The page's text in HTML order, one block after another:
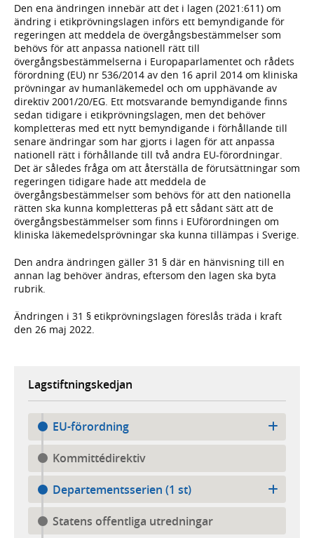
Den ena ändringen innebär att det i lagen (2021:611) om
ändring i etikprövningslagen införs ett bemyndigande för
regeringen att meddela de övergångsbestämmelser som
behövs för att anpassa nationell rätt till
övergångsbestämmelserna i Europaparlamentet och rådets
förordning (EU) nr 536/2014 av den 16 april 2014 om kliniska
prövningar av humanläkemedel och om upphävande av
direktiv 2001/20/EG. Ett motsvarande bemyndigande finns
sedan tidigare i etikprövningslagen, men det behöver
kompletteras med ett nytt bemyndigande i förhållande till
senare ändringar som har gjorts i lagen för att anpassa
nationell rätt i förhållande till två andra EU-förordningar.
Det är således fråga om att återställa de förutsättningar som
regeringen tidigare hade att meddela de
övergångsbestämmelser som behövs för att den nationella
rätten ska kunna kompletteras på ett sådant sätt att de
övergångsbestämmelser som finns i EUförordningen om
kliniska läkemedelsprövningar ska kunna tillämpas i Sverige.
Den andra ändringen gäller 31 § där en hänvisning till en
annan lag behöver ändras, eftersom den lagen ska byta
rubrik.
Ändringen i 31 § etikprövningslagen föreslås träda i kraft
den 26 maj 2022.
Lagstiftningskedjan
EU-förordning
Kommittédirektiv
Departementsserien (1 st)
Statens offentliga utredningar